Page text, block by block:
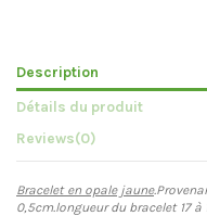
Description
Détails du produit
Reviews(0)
Bracelet en opale jaune
0,5cm.longueur du bracelet 17 à